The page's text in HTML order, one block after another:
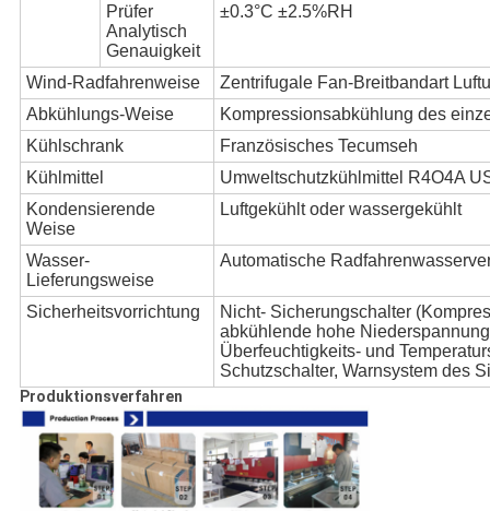
Prüfer
Analytisch
Genauigkeit
±0.3°C ±2.5%RH
Wind-Radfahrenweise
Zentrifugale Fan-Breitbandart
Abkühlungs-Weise
Kompressionsabkühlung des
Kühlschrank
Französisches Tecumseh
Kühlmittel
Umweltschutzkühlmittel R4O4A
Kondensierende
Weise
Luftgekühlt oder wassergekühlt
Wasser-
Lieferungsweise
Automatische
Sicherheitsvorrichtung
Nicht- Sicherungschalter
abkühlende hohe
Überfeuchtigkeits- und
Schutzschalter, Warnsystem des
Produktionsverfahren